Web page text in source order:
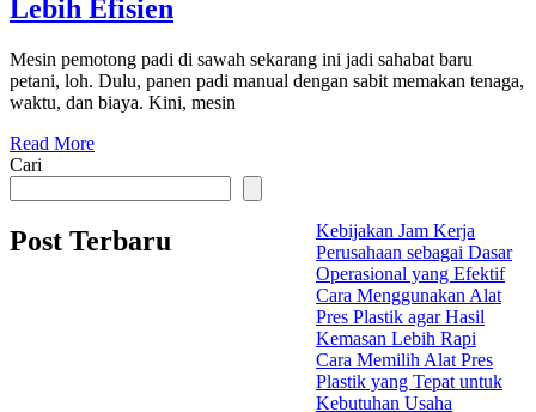
Lebih Efisien
Mesin pemotong padi di sawah sekarang ini jadi sahabat baru
petani, loh. Dulu, panen padi manual dengan sabit memakan tenaga,
waktu, dan biaya. Kini, mesin
Read More
Cari
Post Terbaru
Kebijakan Jam Kerja
Perusahaan sebagai Dasar
Operasional yang Efektif
Cara Menggunakan Alat
Pres Plastik agar Hasil
Kemasan Lebih Rapi
Cara Memilih Alat Pres
Plastik yang Tepat untuk
Kebutuhan Usaha